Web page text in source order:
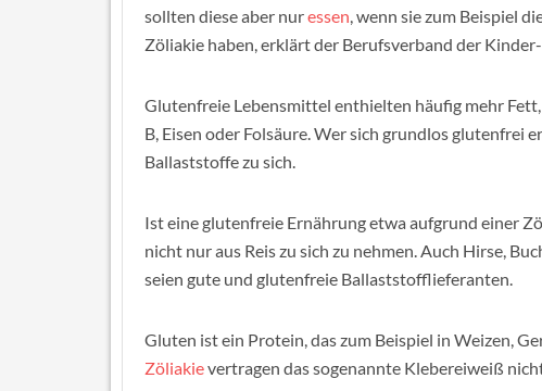
sollten diese aber nuressen, wenn sie zum Beispiel
Zöliakie haben, erklärt der Berufsverband der
Glutenfreie Lebensmittel enthielten häufig mehr Fett,
B, Eisen oder Folsäure. Wer sich grundlos glutenfrei
Ballaststoffe zu sich.
Ist eine glutenfreie Ernährung etwa aufgrund einer
nicht nur aus Reis zu sich zu nehmen. Auch Hirse,
seien gute und glutenfreie Ballaststofflieferanten.
Gluten ist ein Protein, das zum Beispiel in Weizen,
Zöliakievertragen das sogenannte Klebereiweiß